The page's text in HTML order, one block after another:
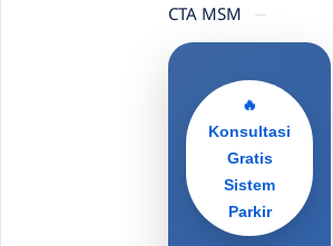
CTA MSM
🔥
Konsultasi
Gratis
Sistem
Parkir